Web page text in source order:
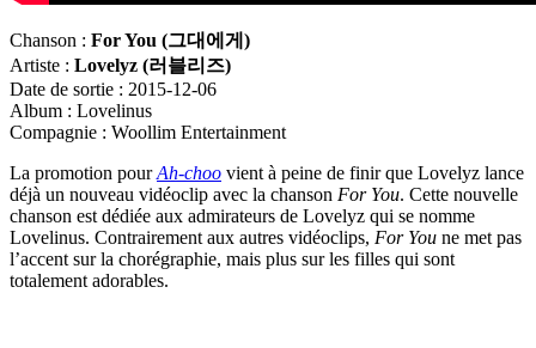
Chanson : For You (그대에게)
Artiste : Lovelyz (러블리즈)
Date de sortie : 2015-12-06
Album : Lovelinus
Compagnie : Woollim Entertainment
La promotion pourAh-choo vient à peine de finir que Lovelyz lance
déjà un nouveau vidéoclip avec la chanson For You. Cette nouvelle
chanson est dédiée aux admirateurs de Lovelyz qui se nomme
Lovelinus. Contrairement aux autres vidéoclips, For You ne met pas
l’accent sur la chorégraphie, mais plus sur les filles qui sont
totalement adorables.